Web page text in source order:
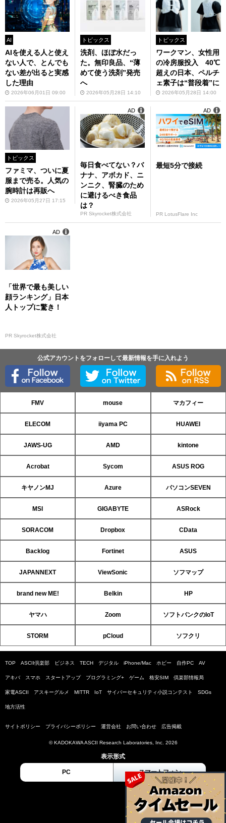
AI
AIを使える人と使え
ない人で、とんでも
ない差が出ると実感
した理由
2026年06月01日 09:00
トピックス
洗剤、ほぼ水だっ
た。無印良品、“薄
めて使う洗剤”発売
へ
2026年05月28日 14:10
トピックス
ワークマン、女性用
の冷房服投入 40℃
超えの日本、ペルチ
ェ素子は“普段着”に
2026年05月28日 14:00
トピックス
ファミマ、ついに夏
服まで売る。人気の
腕時計は再販へ
2026年05月27日 17:15
毎日食べてない？バ
ナナ、アボカド、ニ
ンニク、腎臓のため
に避けるべき食品
は？
PR Skyrocket株式会社
AD
最短5分で接続
PR LotusFlare Inc
AD
「世界で最も美しい
顔ランキング」日本
人トップに驚き！
PR Skyrocket株式会社
AD
公式アカウントをフォローして最新情報を手に入れよう
FMV mouse マカフィー
ELECOM iiyama PC HUAWEI
JAWS-UG AMD kintone
Acrobat Sycom ASUS ROG
キヤノンMJ Azure パソコンSEVEN
MSI GIGABYTE ASRock
SORACOM Dropbox CData
Backlog Fortinet ASUS
JAPANNEXT ViewSonic ソフマップ
brand new ME! Belkin HP
ヤマハ Zoom ソフトバンクのIoT
STORM pCloud ソフクリ
TOP ASCII倶楽部 ビジネス TECH デジタル iPhone/Mac ホビー 自作PC AV
アキバ スマホ スタートアップ プログラミング+ ゲーム 格安SIM 倶楽部情報局
家電ASCII アスキーグルメ MITTR IoT サイバーセキュリティ小説コンテスト SDGs
地方活性
サイトポリシー プライバシーポリシー 運営会社 お問い合わせ 広告掲載
© KADOKAWA ASCII Research Laboratories, Inc. 2026
表示形式
PC スマートフォン